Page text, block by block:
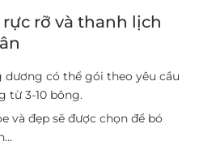
rỡ và thanh lịch
có thể gói theo yêu cầu
từ 3-10 bông.
và đẹp sẽ được chọn để bó